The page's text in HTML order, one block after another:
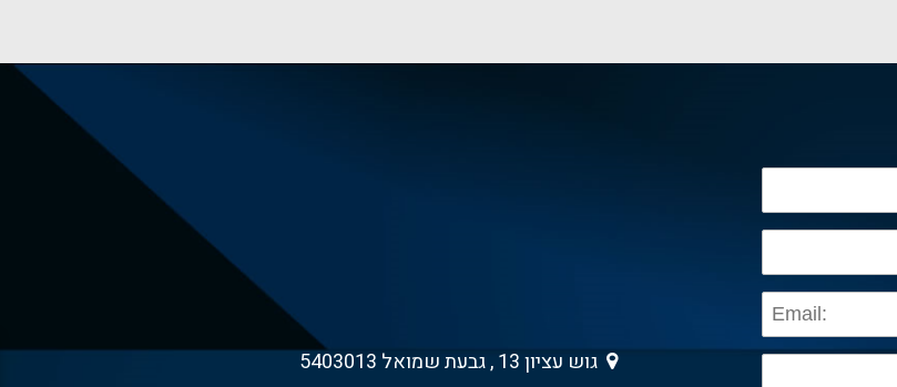
גוש עציון 13 , גבעת שמואל 5403013